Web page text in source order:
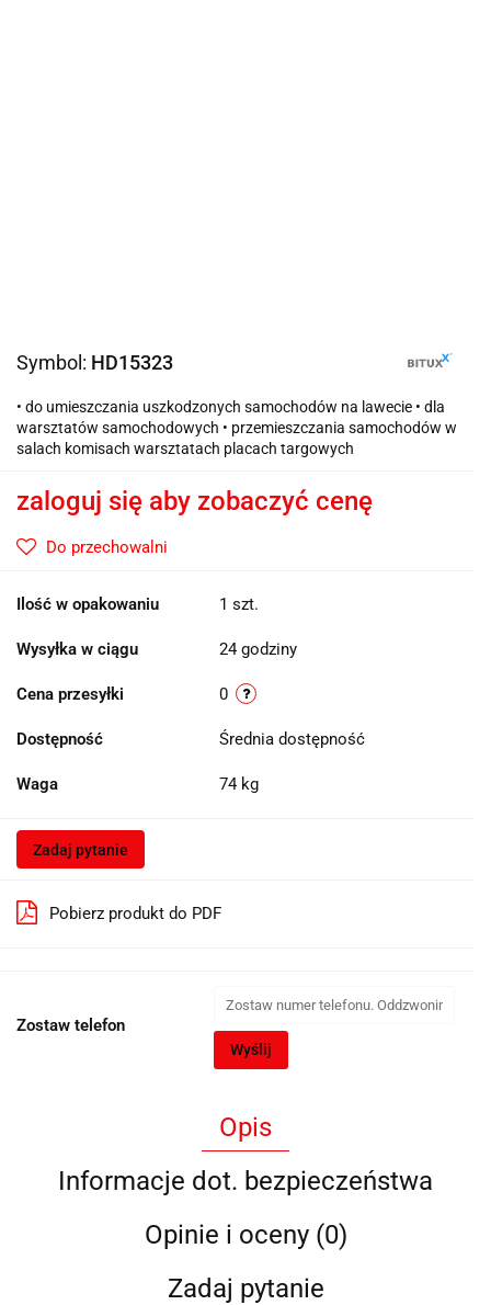
Symbol: HD15323
• do umieszczania uszkodzonych samochodów na lawecie • dla
warsztatów samochodowych • przemieszczania samochodów w
salach komisach warsztatach placach targowych
zaloguj się aby zobaczyć cenę
Do przechowalni
Ilość w opakowaniu 1 szt.
Wysyłka w ciągu 24 godziny
Cena przesyłki 0
Dostępność Średnia dostępność
Waga 74 kg
Zadaj pytanie
Pobierz produkt do PDF
Zostaw telefon
Wyślij
Opis
Informacje dot. bezpieczeństwa
Opinie i oceny (0)
Zadaj pytanie